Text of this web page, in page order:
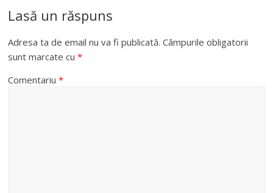
Lasă un răspuns
Adresa ta de email nu va fi publicată. Câmpurile obligatorii
sunt marcate cu*
Comentariu*